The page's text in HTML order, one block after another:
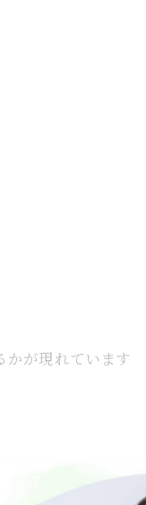
かが現れています